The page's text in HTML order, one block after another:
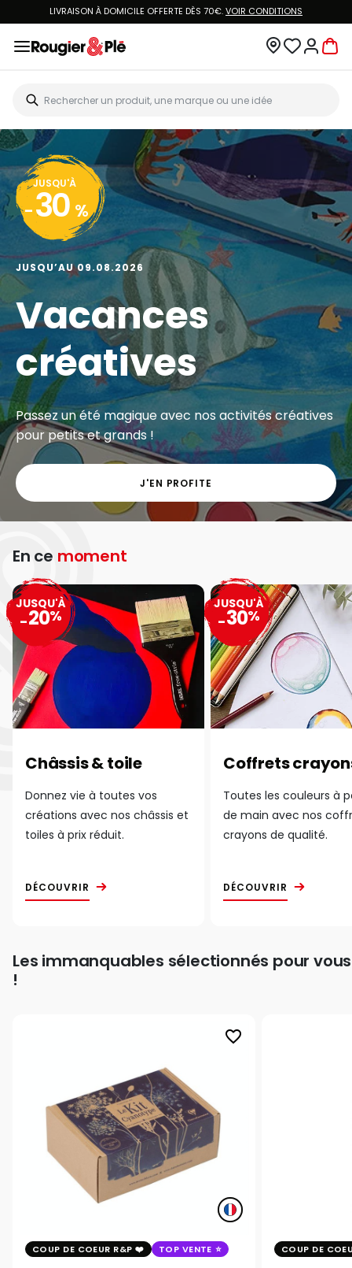
LIVRAISON À DOMICILE OFFERTE DÈS 70€.VOIR CONDITIONS
JUSQU'À
- 30 %
JUSQU’AU 09.08.2026
Vacances
créatives
Passez un été magique avec nos activités créatives
pour petits et grands !
J'EN PROFITE
En ce moment
Châssis & toile
Donnez vie à toutes vos
créations avec nos châssis et
toiles à prix réduit.
DÉCOUVRIR
JUSQU'À
-20%
Coffrets
Toutes les couleurs à
de main avec nos
crayons de qualité.
DÉCOUVRIR
JUSQU'À
-30%
Les immanquables sélectionnés pour vous
!
favorite_border
COUP DE COEUR R&P TOP VENTE COUP DE